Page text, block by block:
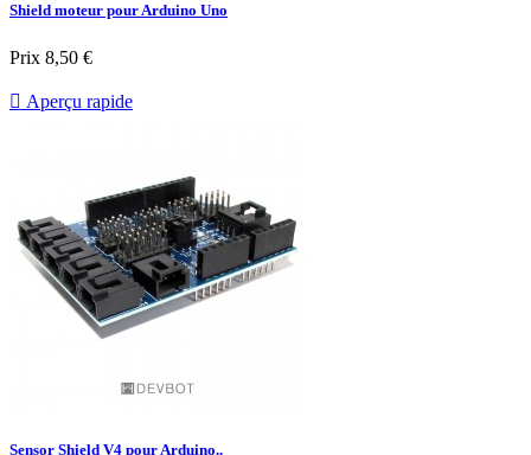
Shield moteur pour Arduino Uno
Prix 8,50 €
 Aperçu rapide
Sensor Shield V4 pour Arduino..